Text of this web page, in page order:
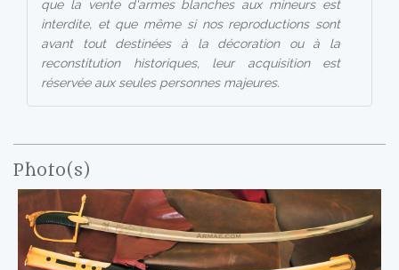
que la vente d'armes blanches aux mineurs est
interdite, et que même si nos reproductions sont
avant tout destinées à la décoration ou à la
reconstitution historiques, leur acquisition est
réservée aux seules personnes majeures.
Photo(s)